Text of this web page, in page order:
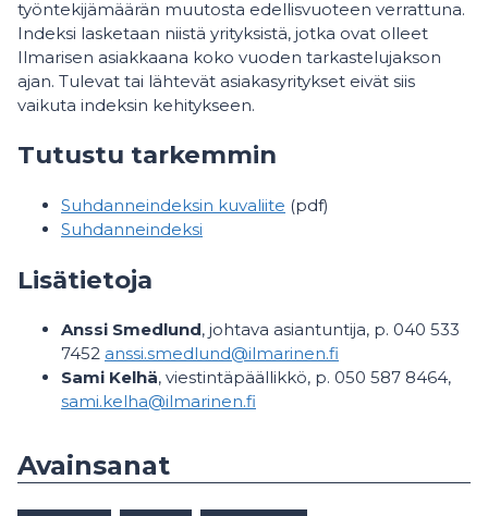
työntekijämäärän muutosta edellisvuoteen verrattuna.
Indeksi lasketaan niistä yrityksistä, jotka ovat olleet
Ilmarisen asiakkaana koko vuoden tarkastelujakson
ajan. Tulevat tai lähtevät asiakasyritykset eivät siis
vaikuta indeksin kehitykseen.
Tutustu tarkemmin
Suhdanneindeksin kuvaliite (pdf)
Suhdanneindeksi
Lisätietoja
Anssi Smedlund, johtava asiantuntija, p. 040 533
7452 anssi.smedlund@ilmarinen.fi
Sami Kelhä, viestintäpäällikkö, p. 050 587 8464,
sami.kelha@ilmarinen.fi
Avainsanat